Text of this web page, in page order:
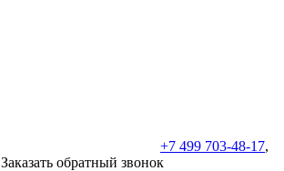
+7 499 703-48-17,
Заказать обратный звонок